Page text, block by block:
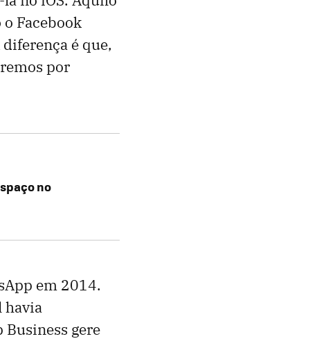
Facebook
é que,
por
no
em 2014.
havia
gere